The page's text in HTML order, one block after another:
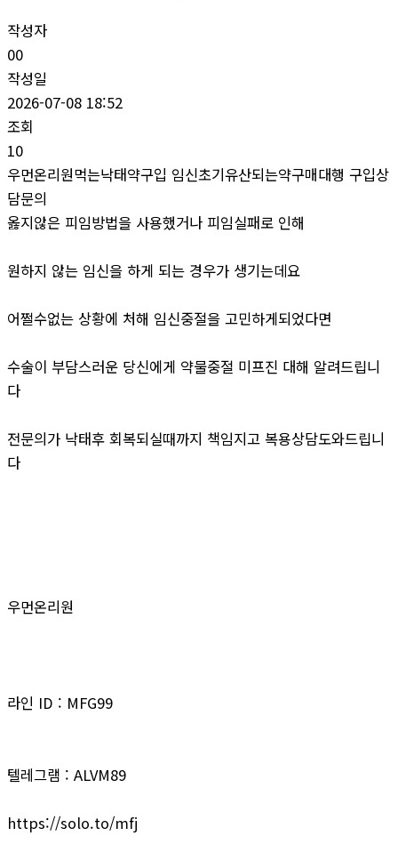
작성자
00
작성일
2026-07-08 18:52
조회
10
우먼온리원먹는낙태약구입 임신초기유산되는약구매대행 구입상
담문의
옳지않은 피임방법을 사용했거나 피임실패로 인해
원하지 않는 임신을 하게 되는 경우가 생기는데요
어쩔수없는 상황에 처해 임신중절을 고민하게되었다면
수술이 부담스러운 당신에게 약물중절 미프진 대해 알려드립니
다
전문의가 낙태후 회복되실때까지 책임지고 복용상담도와드립니
다
우먼온리원
라인 ID : MFG99
텔레그램 : ALVM89
https://solo.to/mfj